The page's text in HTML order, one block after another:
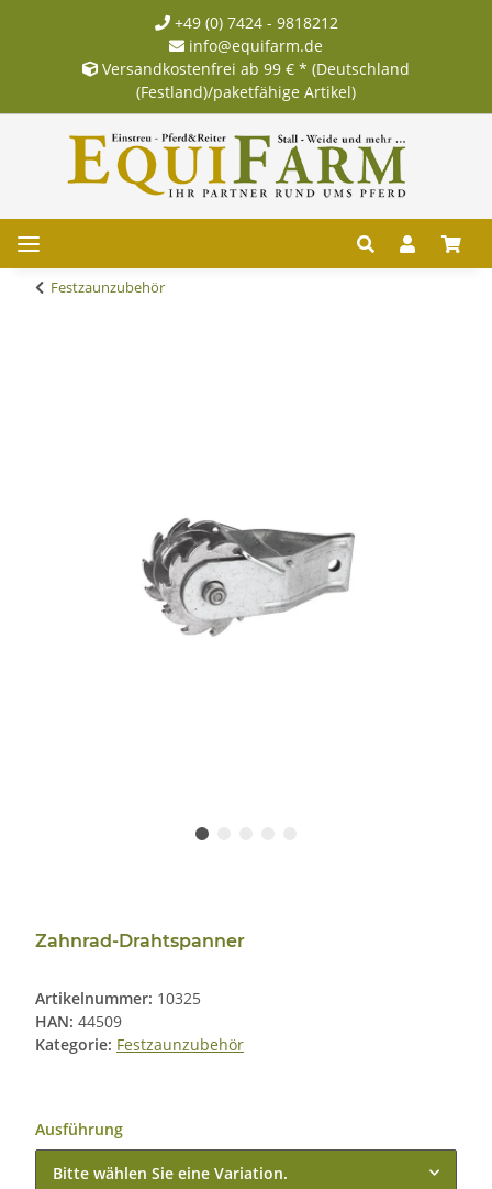
+49 (0) 7424 - 9818212
info@equifarm.de
Versandkostenfrei ab 99 € * (Deutschland
(Festland)/paketfähige Artikel)
Festzaunzubehör
Zahnrad-Drahtspanner
Artikelnummer: 10325
HAN: 44509
Kategorie: Festzaunzubehör
Ausführung
Bitte wählen Sie eine Variation.